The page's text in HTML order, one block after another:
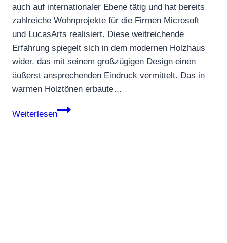
auch auf internationaler Ebene tätig und hat bereits
zahlreiche Wohnprojekte für die Firmen Microsoft
und LucasArts realisiert. Diese weitreichende
Erfahrung spiegelt sich in dem modernen Holzhaus
wider, das mit seinem großzügigen Design einen
äußerst ansprechenden Eindruck vermittelt. Das in
warmen Holztönen erbaute…
Weiterlesen
Modernes